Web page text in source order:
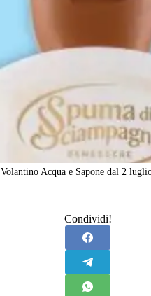
Volantino Acqua e Sapone dal 2
Condividi!